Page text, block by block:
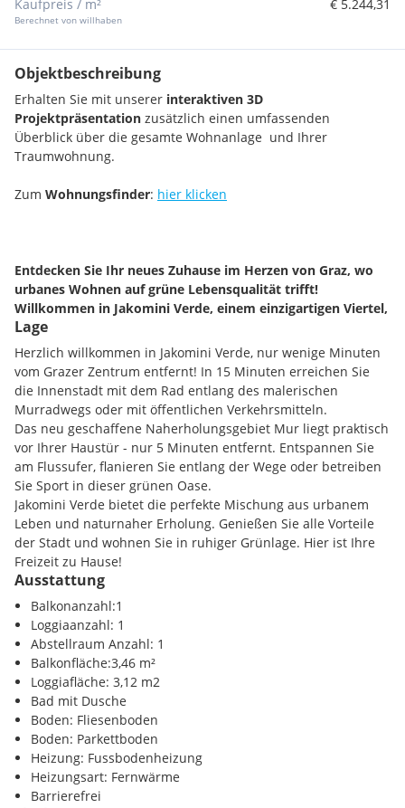
Kaufpreis / m²
Berechnet von willhaben
€ 5.244,31
Objektbeschreibung
Erhalten Sie mit unserer interaktiven 3D
Projektpräsentation zusätzlich einen umfassenden
Überblick über die gesamte Wohnanlage und Ihrer
Traumwohnung.
Zum Wohnungsfinder: hier klicken
Entdecken Sie Ihr neues Zuhause im Herzen von Graz, wo
urbanes Wohnen auf grüne Lebensqualität trifft!
Willkommen in Jakomini Verde, einem einzigartigen Viertel,
das von renommierten Architekten mit Liebe zum Detail
gestaltet wurde.
Das parkähnliche Grundstück mit altem Baumbestand und
unverkennbarem Flair bildet die Kulisse für architektonische
Meisterwerke, geschaffen vom renommierten Grazer
Architekturteam Schwarz-Platzer und Pentaplan. Diese
Gebäude bieten nicht nur hohe Wohn- und Freizeitqualität,
sondern auch großzügige Grünflächen, die von zentralen
Sichtachsen ins Grüne durchzogen sind.
Jakomini Verde ist mehr als nur ein Viertel - es ist ein
lebendiges Ensemble aus ruhigen und pulsierenden Orten,
die Sie nicht mehr loslassen werden. Die italienische Stadt
dient als Vorbild für gelebte Urbanität: wunderschöne Plätze,
grüne Parks, belebte Straßen und Cafés. In Italien spielt sich
das Leben draußen ab! Jakomini Verde entspricht diesem
Muster - der Wohnraum im autofreien grünen Viertel wird
auf vielfältige Weise ins Freie erweitert.
Lieben Sie die Stadt und träumen von grünem Wohnen?
Jakomini Verde vereint beides in einem harmonischen
Einklang. Auf historischem Boden, dem grünen Areal der
ehemaligen Kattunfabrik und Kirchner Kaserne, entsteht ein
urbanes Dorf, das Land- und Stadtcharaktere mit einer
Extraportion Lebensqualität verbindet.
Lage
Herzlich willkommen in Jakomini Verde, nur wenige Minuten
vom Grazer Zentrum entfernt! In 15 Minuten erreichen Sie
die Innenstadt mit dem Rad entlang des malerischen
Murradwegs oder mit öffentlichen Verkehrsmitteln.
Das neu geschaffene Naherholungsgebiet Mur liegt praktisch
vor Ihrer Haustür - nur 5 Minuten entfernt. Entspannen Sie
am Flussufer, flanieren Sie entlang der Wege oder betreiben
Sie Sport in dieser grünen Oase.
Jakomini Verde bietet die perfekte Mischung aus urbanem
Leben und naturnaher Erholung. Genießen Sie alle Vorteile
der Stadt und wohnen Sie in ruhiger Grünlage. Hier ist Ihre
Freizeit zu Hause!
Region:Seifenfabrik
Infrastruktur / Entfernungen
Gesundheit
Arzt <275m
Apotheke <650m
Klinik <1675m
Krankenhaus <2475m
Ausstattung
Balkonanzahl:1
Loggiaanzahl: 1
Abstellraum Anzahl: 1
Balkonfläche:3,46 m²
Loggiafläche: 3,12 m2
Bad mit Dusche
Boden: Fliesenboden
Boden: Parkettboden
Heizung: Fussbodenheizung
Heizungsart: Fernwärme
Barrierefrei